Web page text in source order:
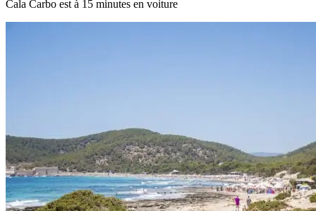
Cala Carbo est à 15 minutes en voiture